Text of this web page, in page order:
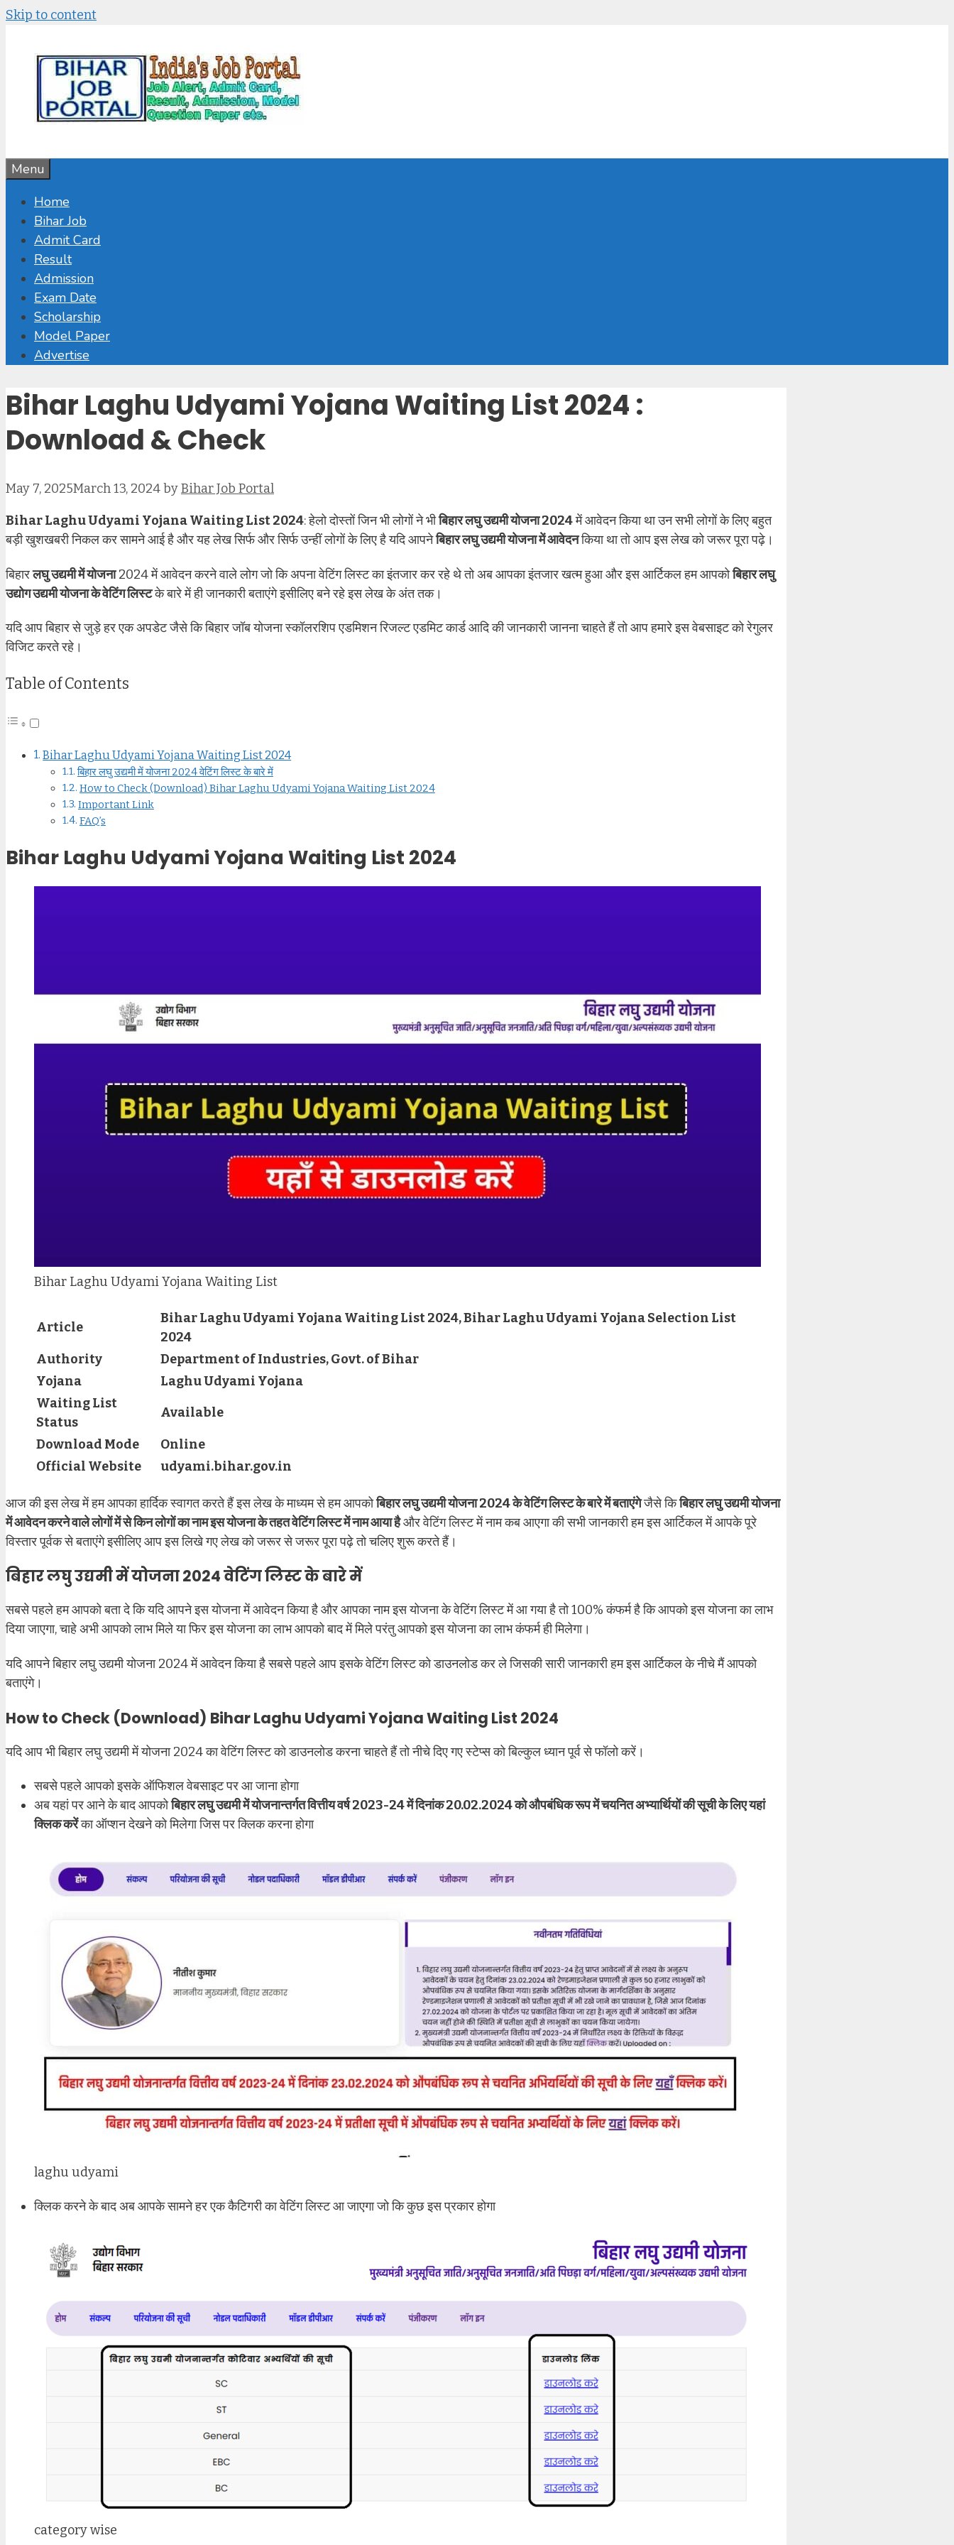
Skip to content
Menu
Home
Bihar Job
Admit Card
Result
Admission
Exam Date
Scholarship
Model Paper
Advertise
Bihar Laghu Udyami Yojana Waiting List 2024 :
Download & Check
May 7, 2025March 13, 2024byBihar Job Portal
Bihar Laghu Udyami Yojana Waiting List 2024: हेलो दोस्तों जिन भी लोगों ने भीबिहार लघु उद्यमी योजना 2024में आवेदन किया था उन सभी लोगों के लिए बहुत
बड़ी खुशखबरी निकल कर सामने आई है और यह लेख सिर्फ और सिर्फ उन्हीं लोगों के लिए है यदि आपनेबिहार लघु उद्यमी योजना में आवेदनकिया था तो आप इस लेख को जरूर पूरा पढ़े।
बिहारलघु उद्यमी में योजना2024 में आवेदन करने वाले लोग जो कि अपना वेटिंग लिस्ट का इंतजार कर रहे थे तो अब आपका इंतजार खत्म हुआ और इस आर्टिकल हम आपकोबिहार लघु
उद्योग उद्यमी योजना के वेटिंग लिस्टके बारे में ही जानकारी बताएंगे इसीलिए बने रहे इस लेख के अंत तक।
यदि आप बिहार से जुड़े हर एक अपडेट जैसे कि बिहार जॉब योजना स्कॉलरशिप एडमिशन रिजल्ट एडमिट कार्ड आदि की जानकारी जानना चाहते हैं तो आप हमारे इस वेबसाइट को रेगुलर
विजिट करते रहे।
Table of Contents
Bihar Laghu Udyami Yojana Waiting List 2024
बिहार लघु उद्यमी में योजना 2024 वेटिंग लिस्ट के बारे में
How to Check (Download) Bihar Laghu Udyami Yojana Waiting List 2024
Important Link
FAQ’s
Bihar Laghu Udyami Yojana Waiting List 2024
Bihar Laghu Udyami Yojana Waiting List
Article
Bihar Laghu Udyami Yojana Waiting List 2024, Bihar Laghu Udyami Yojana Selection List
2024
Authority
Department of Industries, Govt. of Bihar
Yojana
Laghu Udyami Yojana
Waiting List
Status
Available
Download Mode
Online
Official Website
udyami.bihar.gov.in
आज की इस लेख में हम आपका हार्दिक स्वागत करते हैं इस लेख के माध्यम से हम आपकोबिहार लघु उद्यमी योजना 2024 के वेटिंग लिस्ट के बारे में बताएंगेजैसे किबिहार लघु उद्यमी योजना
में आवेदन करने वाले लोगों में से किन लोगों का नाम इस योजना के तहत वेटिंग लिस्ट में नाम आया हैऔर वेटिंग लिस्ट में नाम कब आएगा की सभी जानकारी हम इस आर्टिकल में आपके पूरे
विस्तार पूर्वक से बताएंगे इसीलिए आप इस लिखे गए लेख को जरूर से जरूर पूरा पढ़े तो चलिए शुरू करते हैं।
बिहार लघु उद्यमी में योजना 2024 वेटिंग लिस्ट के बारे में
सबसे पहले हम आपको बता दे कि यदि आपने इस योजना में आवेदन किया है और आपका नाम इस योजना के वेटिंग लिस्ट में आ गया है तो 100% कंफर्म है कि आपको इस योजना का लाभ
दिया जाएगा, चाहे अभी आपको लाभ मिले या फिर इस योजना का लाभ आपको बाद में मिले परंतु आपको इस योजना का लाभ कंफर्म ही मिलेगा।
यदि आपने बिहार लघु उद्यमी योजना 2024 में आवेदन किया है सबसे पहले आप इसके वेटिंग लिस्ट को डाउनलोड कर ले जिसकी सारी जानकारी हम इस आर्टिकल के नीचे मैं आपको
बताएंगे।
How to Check (Download) Bihar Laghu Udyami Yojana Waiting List 2024
यदि आप भी बिहार लघु उद्यमी में योजना 2024 का वेटिंग लिस्ट को डाउनलोड करना चाहते हैं तो नीचे दिए गए स्टेप्स को बिल्कुल ध्यान पूर्व से फॉलो करें।
सबसे पहले आपको इसके ऑफिशल वेबसाइट पर आ जाना होगा
अब यहां पर आने के बाद आपकोबिहार लघु उद्यमी में योजनान्तर्गत वित्तीय वर्ष 2023-24 में दिनांक 20.02.2024 को औपबंधिक रूप में चयनित अभ्यार्थियों की सूची के लिए यहां
क्लिक करेंका ऑप्शन देखने को मिलेगा जिस पर क्लिक करना होगा
laghu udyami
क्लिक करने के बाद अब आपके सामने हर एक कैटिगरी का वेटिंग लिस्ट आ जाएगा जो कि कुछ इस प्रकार होगा
category wise